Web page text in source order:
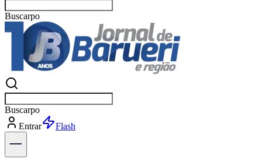
Buscarnotíci
Buscarnotíci
Entrar
Explorar